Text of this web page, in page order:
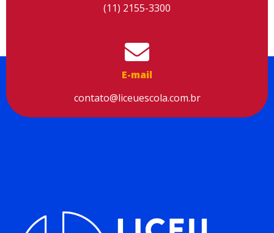
(11) 2155-3300
E-mail
contato@liceuescola.com.br
conteúdo, melhorar o seu desempenho e proporcionar mais
segurança à sua navegação. Para saber mais, consulte nossa
Política de Privacidade
Aceitar cookies